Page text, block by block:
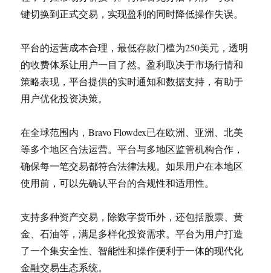
键切换到正式交易，实现盈利的同时降低操作失误。
平台的运营成本合理，最低存款门槛为250美元，透明
的收费体系让用户一目了然。盈利取决于市场行情和
策略表现，平台提供的实时通知和数据支持，有助于
用户优化投资决策。
在全球范围内，Bravo Flowdex已在欧洲、亚洲、北美
等多个地区合法运营。平台与多地区监管机构合作，
确保每一笔交易都符合法律法规。如果用户在本地区
使用前，可以先确认平台的合规性和适用性。
支持多种资产交易，除数字货币外，还包括股票、黄
金、石油等，满足多样化投资需求。平台为用户打造
了一个集安全性、智能性和操作便利于一体的现代化
金融交易生态系统。